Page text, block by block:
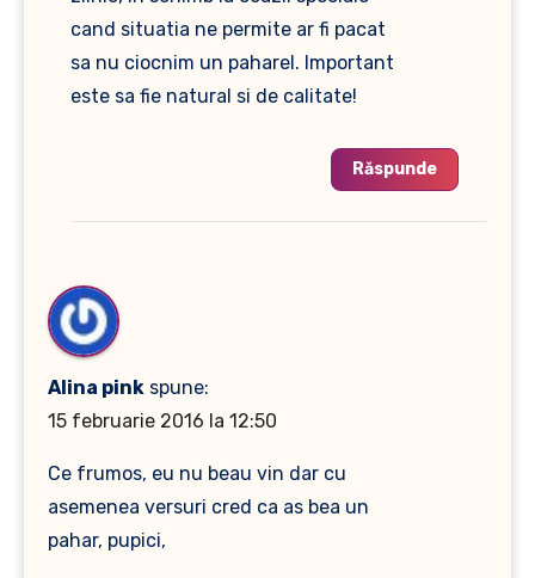
cand situatia ne permite ar fi pacat
sa nu ciocnim un paharel. Important
este sa fie natural si de calitate!
Răspunde
Alina pink spune:
15 februarie 2016 la 12:50
Ce frumos, eu nu beau vin dar cu
asemenea versuri cred ca as bea un
pahar, pupici,